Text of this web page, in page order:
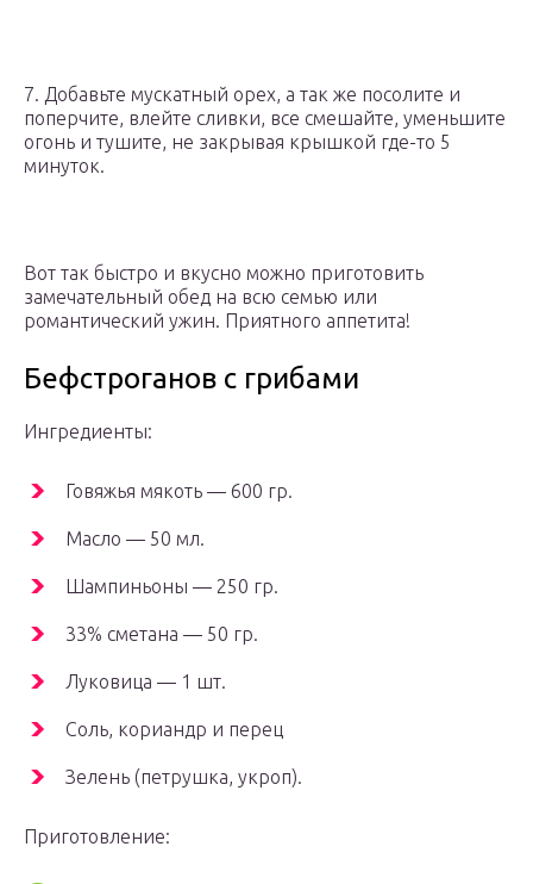
7. Добавьте мускатный орех, а так же посолите и
поперчите, влейте сливки, все смешайте, уменьшите
огонь и тушите, не закрывая крышкой где-то 5
минуток.
Вот так быстро и вкусно можно приготовить
замечательный обед на всю семью или
романтический ужин. Приятного аппетита!
Бефстроганов с грибами
Ингредиенты:
Говяжья мякоть — 600 гр.
Масло — 50 мл.
Шампиньоны — 250 гр.
33% сметана — 50 гр.
Луковица — 1 шт.
Соль, кориандр и перец
Зелень (петрушка, укроп).
Приготовление: